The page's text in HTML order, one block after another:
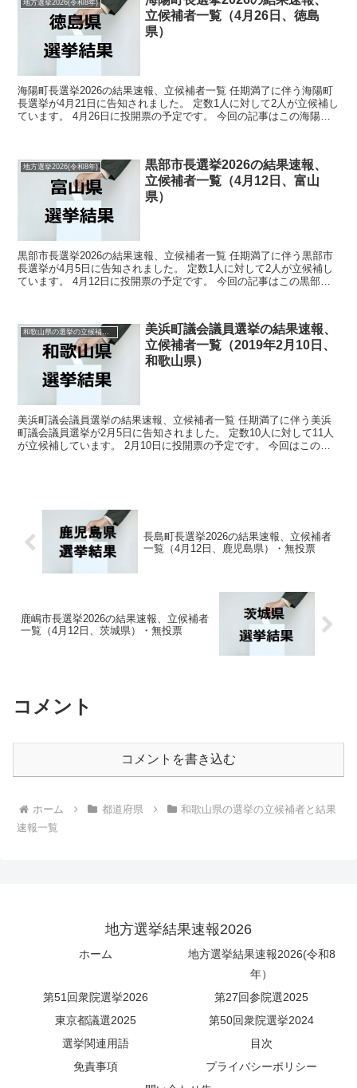
地方選挙2026(令和8年)
立候補者一覧（4月26日、徳島
県）
海陽町長選挙2026の結果速報、立候補者一覧 任期満了に伴う海陽町
長選挙が4月21日に告知されました。 定数1人に対して2人が立候補し
ています。 4月26日に投開票の予定です。 今回の記事はこの海陽町
地方選挙2026(令和8年)
黒部市長選挙2026の結果速報、
立候補者一覧（4月12日、富山
県）
黒部市長選挙2026の結果速報、立候補者一覧 任期満了に伴う黒部市
長選挙が4月5日に告知されました。 定数1人に対して2人が立候補し
ています。 4月12日に投開票の予定です。 今回の記事はこの黒部市
和歌山県の選挙の立候補者と結果速報一覧
美浜町議会議員選挙の結果速報、
立候補者一覧（2019年2月10日、
和歌山県）
美浜町議会議員選挙の結果速報、立候補者一覧 任期満了に伴う美浜
町議会議員選挙が2月5日に告知されました。 定数10人に対して11人
が立候補しています。 2月10日に投開票の予定です。 今回はこの美
長島町長選挙2026の結果速報、立候補者
一覧（4月12日、鹿児島県）・無投票
鹿嶋市長選挙2026の結果速報、立候補者
一覧（4月12日、茨城県）・無投票
コメント
コメントを書き込む
ホーム 都道府県
和歌山県の選挙の立候補者と結果
速報一覧
地方選挙結果速報2026
ホーム
地方選挙結果速報2026(令和8
年）
第51回衆院選挙2026
第27回参院選2025
東京都議選2025
第50回衆院選挙2024
選挙関連用語
目次
免責事項
プライバシーポリシー